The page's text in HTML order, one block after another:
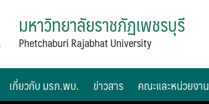
มหาวิทยาลัยราชภัฏเพชรบุรี
Phetchaburi Rajabhat University
เกี่ยวกับ มรภ.พบ. ข่าวสาร คณะและหน่วยงาน